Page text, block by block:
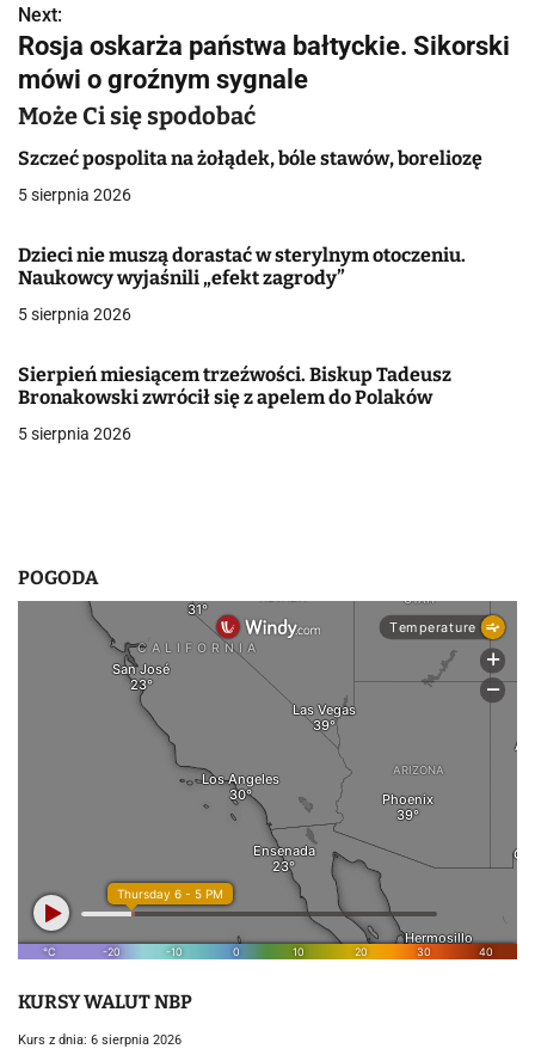
w
i
g
a
c
j
a
p
i
Next:
Rosja oskarża państwa bałtyckie. Sikorski
mówi o groźnym sygnale
Może Ci się spodobać
Szczeć pospolita na żołądek, bóle stawów, boreliozę
5 sierpnia 2026
Dzieci nie muszą dorastać w sterylnym otoczeniu.
Naukowcy wyjaśnili „efekt zagrody”
5 sierpnia 2026
Sierpień miesiącem trzeźwości. Biskup Tadeusz
Bronakowski zwrócił się z apelem do Polaków
5 sierpnia 2026
POGODA
KURSY WALUT NBP
Kurs z dnia: 6 sierpnia 2026